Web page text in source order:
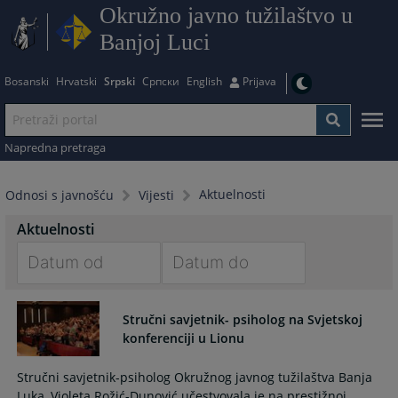
Okružno javno tužilaštvo u
Banjoj Luci
Bosanski Hrvatski Srpski Српски English Prijava
Napredna pretraga
Odnosi s javnošću Vijesti Aktuelnosti
Aktuelnosti
forward
to
interact
with
the
forward
interact
with
the
Stručni savjetnik- psiholog na Svjetskoj
konferenciji u Lionu
Stručni savjetnik-psiholog Okružnog javnog tužilaštva Banja